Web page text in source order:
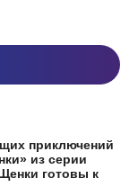
приключений
из серии
готовы к